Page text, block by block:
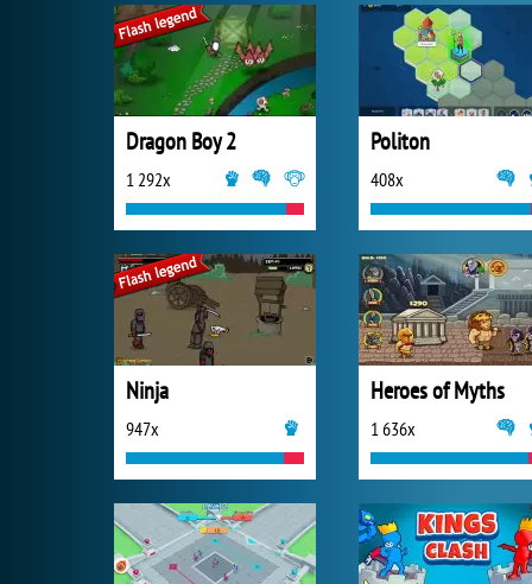
Dragon Boy 2
1 292x
Politon
408x
Ninja
947x
Heroes of Myths
1 636x